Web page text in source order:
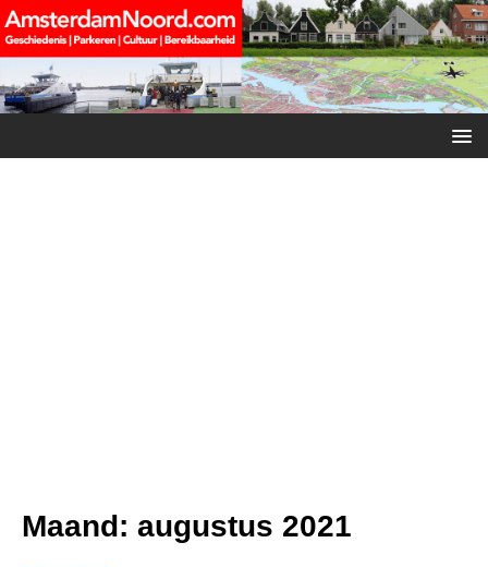
Maand: augustus 2021